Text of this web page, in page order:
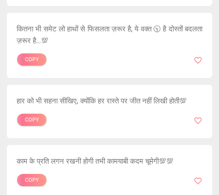
कितना भी समेट लो हाथों से फिसलता ज़रूर है, ये वक्त 🕥 है दोस्तों बदलता
ज़रूर है…💯
COPY
हार को भी सहना सीखिए, क्योंकि हर रास्ते पर जीत नहीं लिखी होती💯
COPY
काम के प्रति लगन रखनी होगी तभी कामयाबी कदम चूमेगी💯💯
COPY